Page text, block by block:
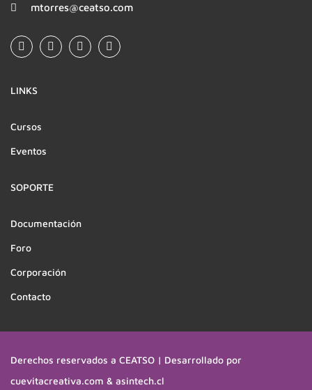
mtorres@ceatso.com
LINKS
Cursos
Eventos
SOPORTE
Documentación
Foro
Corporación
Contacto
Derechos reservados a CEATSO | Desarrollado por
cuevitacreativa.com & asintech.cl